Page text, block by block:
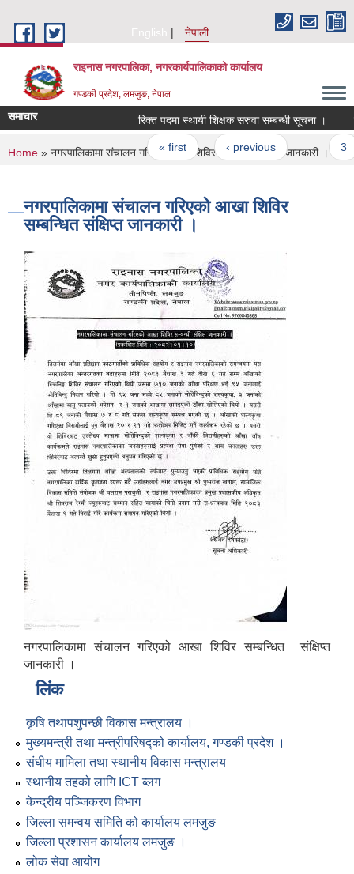
English
नेपाली
राइनास नगरपालिका, नगरकार्यपालिकाको कार्यालय
गण्डकी प्रदेश, लमजुङ, नेपाल
समाचार रिक्त पदमा स्थायी शिक्षक सरुवा सम्बन्धी सूचना ।
Pages
« first ‹ previous …
You are here
Home » नगरपालिकामा संचालन गरिएको आखा शिविर सम्बन्धित संक्षिप्त जानकारी ।
नगरपालिकामा संचालन गरिएको आखा शिविर
सम्बन्धित संक्षिप्त जानकारी ।
नगरपालिकामा संचालन गरिएको आखा शिविर सम्बन्धित संक्षिप्त
जानकारी ।
लिंक
कृषि तथापशुपन्छी विकास मन्त्रालय ।
मुख्यमन्त्री तथा मन्त्रीपरिषद्को कार्यालय, गण्डकी प्रदेश ।
संघीय मामिला तथा स्थानीय विकास मन्त्रालय
स्थानीय तहको लागि ICT ब्लग
केन्द्रीय पञ्जिकरण विभाग
जिल्ला समन्वय समिति को कार्यालय लमजुङ
जिल्ला प्रशासन कार्यालय लमजुङ ।
लोक सेवा आयोग